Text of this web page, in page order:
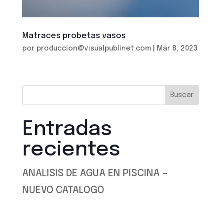
Matraces probetas vasos
por produccion@visualpublinet.com| Mar 8, 2023
Buscar
Entradas
recientes
ANALISIS DE AGUA EN PISCINA –
NUEVO CATALOGO